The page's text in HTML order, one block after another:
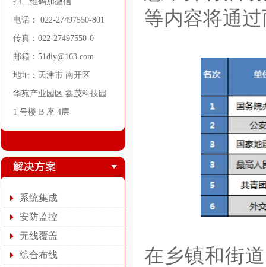
电话： 022-27497550-801
传真：022-27497550-0
邮箱：51diy@163.com
地址：天津市 南开区
华苑产业园区 鑫茂科技园
1 号楼 B 座 4层
系统集成
安防监控
无线覆盖
综合布线
等内容将通
在乡镇和街